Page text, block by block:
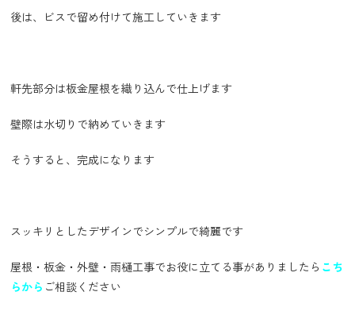
後は、ビスで留め付けて施工していきます
軒先部分は板金屋根を織り込んで仕上げます
壁際は水切りで納めていきます
そうすると、完成になります
スッキリとしたデザインでシンプルで綺麗です
屋根・板金・外壁・雨樋工事でお役に立てる事がありましたら こち
らから ご相談ください